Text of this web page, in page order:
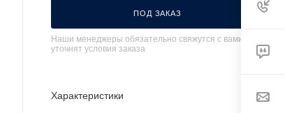
ПОД ЗАКАЗ
Наши менеджеры обязательно свяжутся с вами и
уточнят условия заказа
Характеристики